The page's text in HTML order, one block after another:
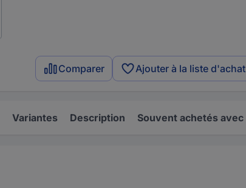
Comparer Ajouter à la liste d'achat
Variantes Description Souvent achetés avec